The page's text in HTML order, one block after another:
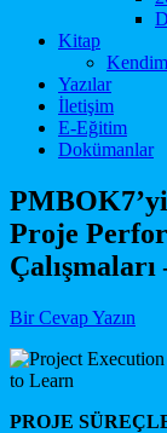
Kitap
Yazılar
İletişim
E-Eğitim
Dokümanlar
Proje
Çalışmaları
Bir Cevap Yazın
PROJE